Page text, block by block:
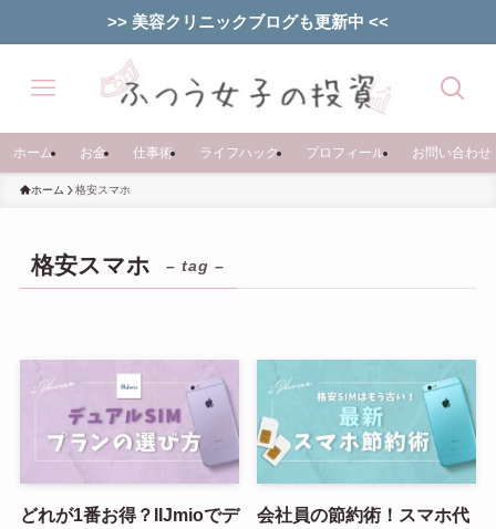
>> 美容クリニックブログも更新中 <<
ホーム お金 仕事術 ライフハック プロフィール お問い合わせ
ホーム 格安スマホ
格安スマホ – tag –
どれが1番お得？IIJmioでデ
会社員の節約術！スマホ代